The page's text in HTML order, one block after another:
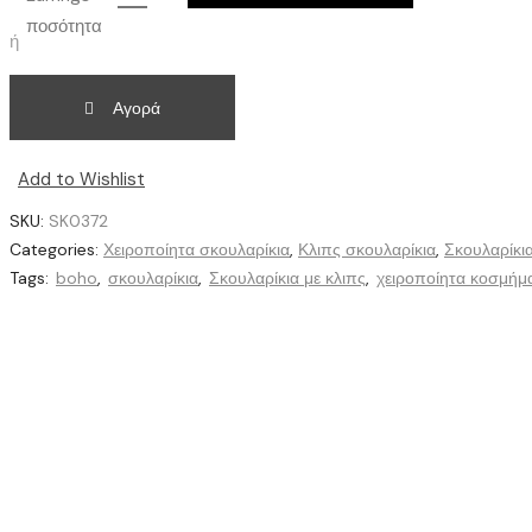
ποσότητα
ή
Αγορά
Add to Wishlist
SKU: SK0372
Categories: Χειροποίητα σκουλαρίκια, Κλιπς σκουλαρίκια,
Tags: boho, σκουλαρίκια, Σκουλαρίκια με κλιπς, χειροποίητα